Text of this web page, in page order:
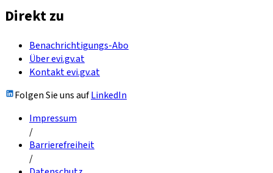
Direkt zu
Benachrichtigungs-Abo
Über evi.gv.at
Kontakt evi.gv.at
Folgen Sie uns aufLinkedIn
Impressum
/
Barrierefreiheit
/